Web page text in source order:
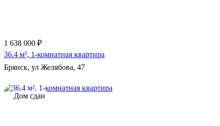
1 638 000 ₽
36.4 м², 1-комнатная квартира
Брянск, ул Желябова, 47
Дом сдан